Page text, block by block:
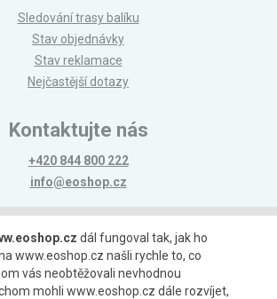
Sledování trasy balíku
Stav objednávky
Stav reklamace
Nejčastější dotazy
Kontaktujte nás
+420 844 800 222
info@eoshop.cz
Možnosti platby
dál fungoval tak, jak ho
www.eoshop.cz našli rychle to, co
vás neobtěžovali nevhodnou
mohli www.eoshop.cz dále rozvíjet,